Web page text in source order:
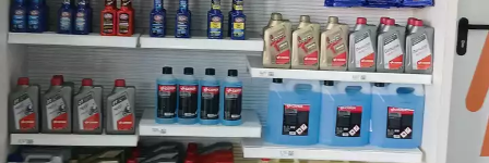
Estacionamento de camiões
Lojas, restaurantes e cafés
Cafetaria Restaurante
Lavagem e manutenção